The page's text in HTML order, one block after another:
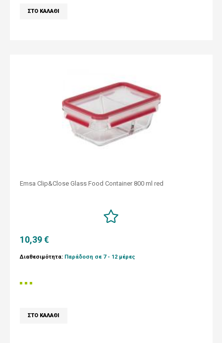
Emsa Clip&Close Glass Food Container 800 ml red
10,39 €
Διαθεσιμότητα: Παράδοση σε 7 - 12 μέρες